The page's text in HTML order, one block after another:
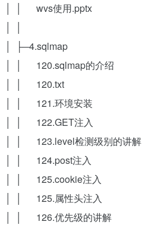
│ │ wvs使用.pptx
│ ├─4.sqlmap
│ │ 120.sqlmap的介绍
│ │ 120.txt
│ │ 121.环境安装
│ │ 122.GET注入
│ │ 123.level检测级别的讲解
│ │ 124.post注入
│ │ 125.cookie注入
│ │ 125.属性头注入
│ │ 126.优先级的讲解